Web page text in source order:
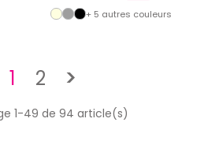
+ 5 autres couleurs
1 2 >
1-49 de 94 article(s)